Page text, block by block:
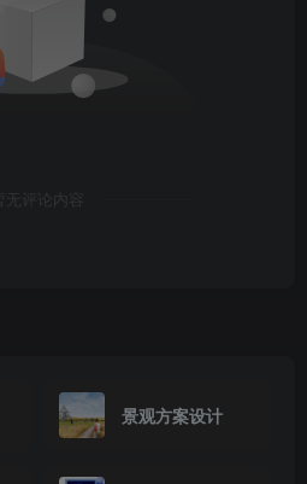
暂无评论内容
景观方案设计